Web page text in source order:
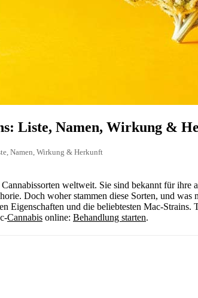
Liste, Namen, Wirkung &
Namen, Wirkung & Herkunft
weltweit. Sie sind bekannt für ihre
Doch woher stammen diese Sorten, und was
Eigenschaften und die beliebtesten Mac-Strains.
Cannabis online: Behandlung starten.